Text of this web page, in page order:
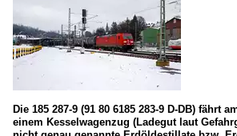
Die 185 287-9 (91 80 6185 283-9 D-DB) fährt
einem Kesselwagenzug (Ladegut laut